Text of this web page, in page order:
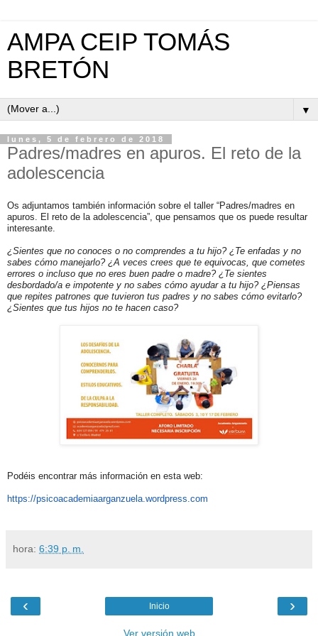
AMPA CEIP TOMÁS
BRETÓN
▼
lunes, 5 de febrero de 2018
Padres/madres en apuros. El reto de la
adolescencia
Os adjuntamos también información sobre el taller “Padres/madres en
apuros. El reto de la adolescencia”, que pensamos que os puede resultar
interesante.
¿Sientes que no conoces o no comprendes a tu hijo? ¿Te enfadas y no
sabes cómo manejarlo? ¿A veces crees que te equivocas, que cometes
errores o incluso que no eres buen padre o madre? ¿Te sientes
desbordado/a e impotente y no sabes cómo ayudar a tu hijo? ¿Piensas
que repites patrones que tuvieron tus padres y no sabes cómo evitarlo?
¿Sientes que tus hijos no te hacen caso?
Podéis encontrar más información en esta web:
https://psicoacademiaarganzuel a.wordpress.com
hora: 6:39 p. m.
‹ ›
Inicio
Ver versión web